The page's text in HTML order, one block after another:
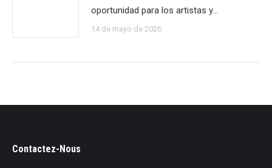
oportunidad para los artistas y…
14 de mayo de 2026
Contactez-Nous